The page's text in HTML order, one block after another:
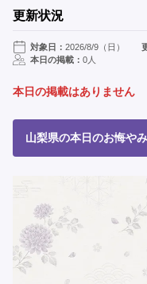
更新状況
対象日： 2026/8/9（日）
本日の掲載： 0人
本日の掲載はありません
山梨県の本日のお悔や